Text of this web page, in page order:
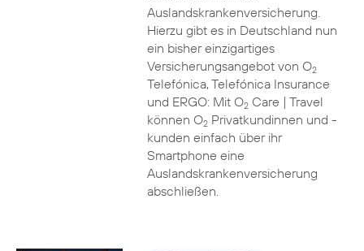
Auslandskrankenversicherung.
Hierzu gibt es in Deutschland nun
ein bisher einzigartiges
Versicherungsangebot von O2
Telefónica, Telefónica Insurance
und ERGO: Mit O2Care | Travel
können O2Privatkundinnen und -
kunden einfach über ihr
Smartphone eine
Auslandskrankenversicherung
abschließen.